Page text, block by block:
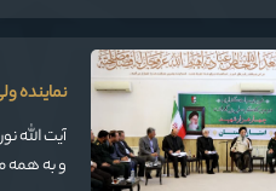
نماینده
آیت الله
و به همه